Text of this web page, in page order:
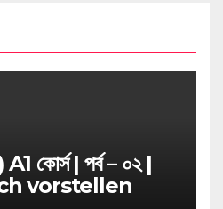
কোর্স | পর্ব – ০২ |
Sich vorstellen